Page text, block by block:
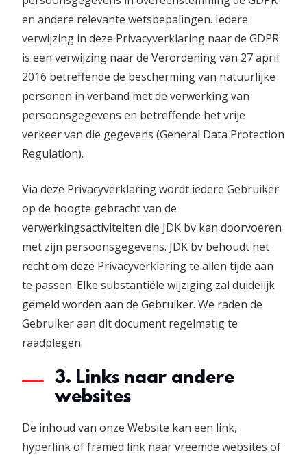
en andere relevante wetsbepalingen. Iedere
verwijzing in deze Privacyverklaring naar de GDPR
is een verwijzing naar de Verordening van 27 april
2016 betreffende de bescherming van natuurlijke
personen in verband met de verwerking van
persoonsgegevens en betreffende het vrije
verkeer van die gegevens (General Data Protection
Regulation).
Via deze Privacyverklaring wordt iedere Gebruiker
op de hoogte gebracht van de
verwerkingsactiviteiten die JDK bv kan doorvoeren
met zijn persoonsgegevens. JDK bv behoudt het
recht om deze Privacyverklaring te allen tijde aan
te passen. Elke substantiële wijziging zal duidelijk
gemeld worden aan de Gebruiker. We raden de
Gebruiker aan dit document regelmatig te
raadplegen.
3. Links naar andere
websites
De inhoud van onze Website kan een link,
hyperlink of framed link naar vreemde websites of